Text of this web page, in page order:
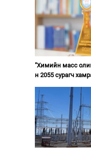
"Химийн масс
н 2055 сурагч